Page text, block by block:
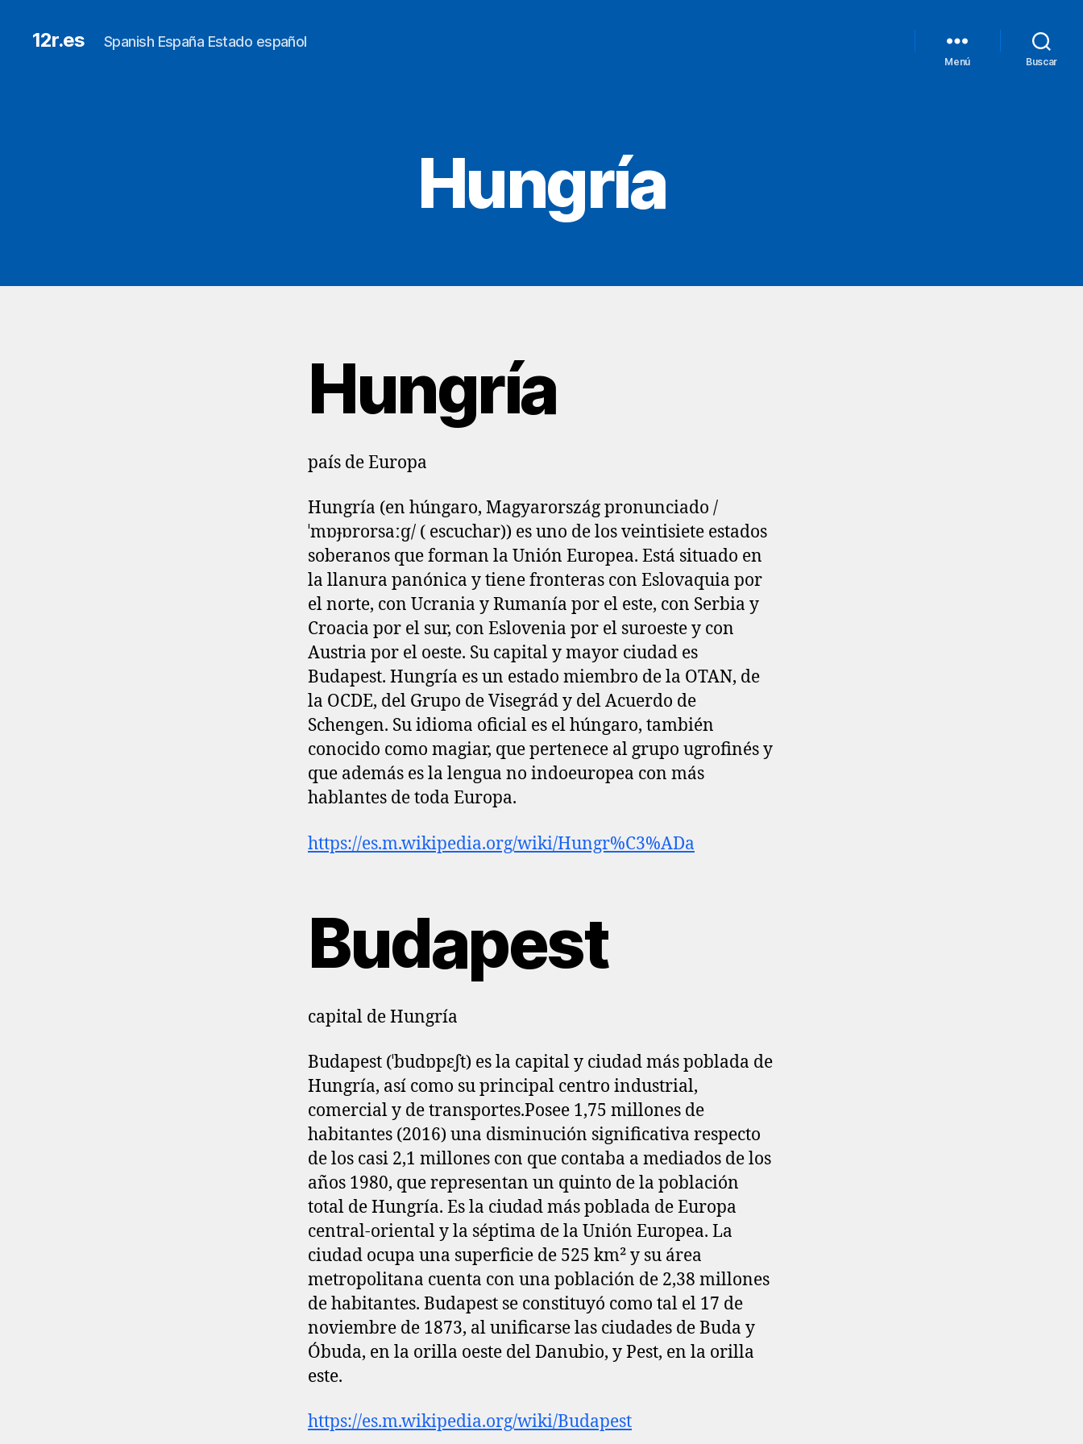
12r.es Spanish España Estado español
Menú Buscar
Hungría
Hungría
país de Europa
Hungría (en húngaro, Magyarország pronunciado /
ˈmɒɟɒrorsaːɡ/ ( escuchar)) es uno de los veintisiete estados
soberanos que forman la Unión Europea. Está situado en
la llanura panónica y tiene fronteras con Eslovaquia por
el norte, con Ucrania y Rumanía por el este, con Serbia y
Croacia por el sur, con Eslovenia por el suroeste y con
Austria por el oeste. Su capital y mayor ciudad es
Budapest. Hungría es un estado miembro de la OTAN, de
la OCDE, del Grupo de Visegrád y del Acuerdo de
Schengen. Su idioma oficial es el húngaro, también
conocido como magiar, que pertenece al grupo ugrofinés y
que además es la lengua no indoeuropea con más
hablantes de toda Europa.
https://es.m.wikipedia.org/wiki/Hungr%C3%ADa
Budapest
capital de Hungría
Budapest (ˈbudɒpɛʃt) es la capital y ciudad más poblada de
Hungría, así como su principal centro industrial,
comercial y de transportes.​Posee 1,75 millones de
habitantes (2016) una disminución significativa respecto
de los casi 2,1 millones con que contaba a mediados de los
años 1980, que representan un quinto de la población
total de Hungría. Es la ciudad más poblada de Europa
central-oriental y la séptima de la Unión Europea. La
ciudad ocupa una superficie de 525 km² y su área
metropolitana cuenta con una población de 2,38 millones
de habitantes. Budapest se constituyó como tal el 17 de
noviembre de 1873, al unificarse las ciudades de Buda y
Óbuda, en la orilla oeste del Danubio, y Pest, en la orilla
este.
https://es.m.wikipedia.org/wiki/Budapest